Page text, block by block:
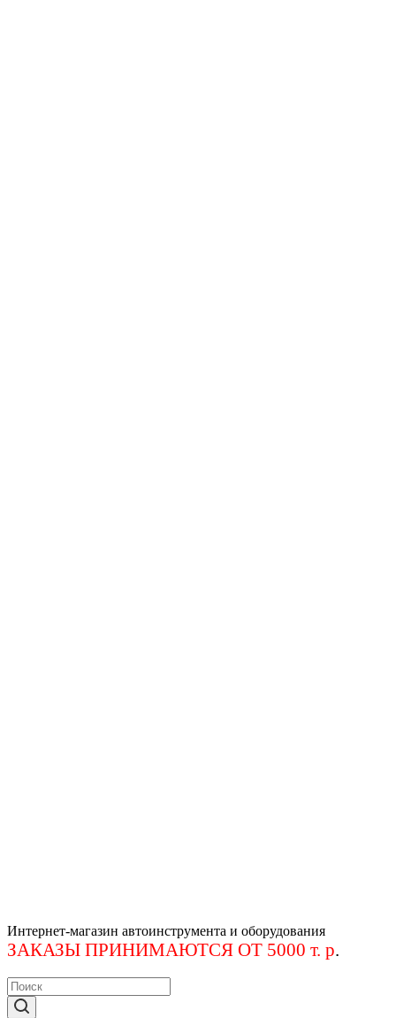
Интернет-магазин автоинструмента и оборудования
ЗАКАЗЫ ПРИНИМАЮТСЯ ОТ 5000 т. р.